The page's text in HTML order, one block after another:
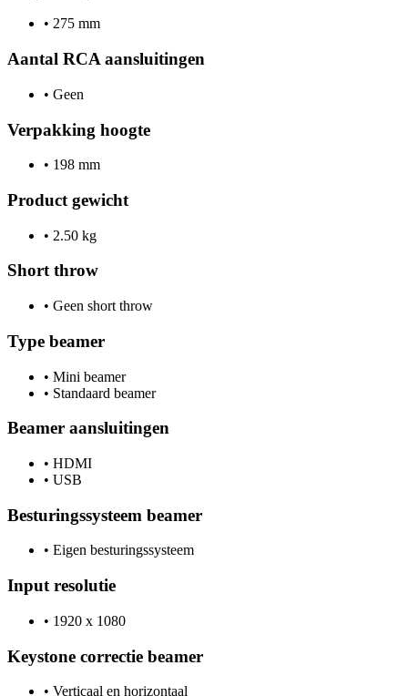
• 275 mm
Aantal RCA aansluitingen
• Geen
Verpakking hoogte
• 198 mm
Product gewicht
• 2.50 kg
Short throw
• Geen short throw
Type beamer
• Mini beamer
• Standaard beamer
Beamer aansluitingen
• HDMI
• USB
Besturingssysteem beamer
• Eigen besturingssysteem
Input resolutie
• 1920 x 1080
Keystone correctie beamer
• Verticaal en horizontaal